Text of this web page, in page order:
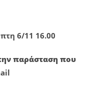
6/11 16.00
παράσταση που
ail